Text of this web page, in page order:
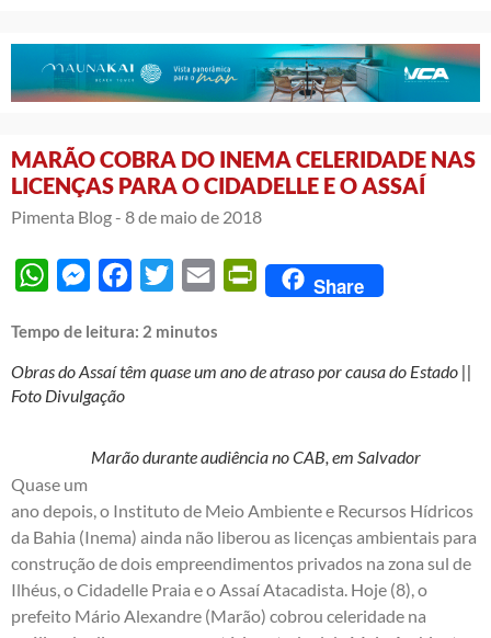
MARÃO COBRA DO INEMA CELERIDADE NAS
LICENÇAS PARA O CIDADELLE E O ASSAÍ
Pimenta Blog - 8 de maio de 2018
WhatsAppMessengerFacebook
Twitter Email PrintFriendly
Share
Tempo de leitura: 2 minutos
Obras do Assaí têm quase um ano de atraso por causa do Estado ||
Foto Divulgação
Marão durante audiência no CAB, em Salvador
Quase um
ano depois, o Instituto de Meio Ambiente e Recursos Hídricos
da Bahia (Inema) ainda não liberou as licenças ambientais para
construção de dois empreendimentos privados na zona sul de
Ilhéus, o Cidadelle Praia e o Assaí Atacadista. Hoje (8), o
prefeito Mário Alexandre (Marão) cobrou celeridade na